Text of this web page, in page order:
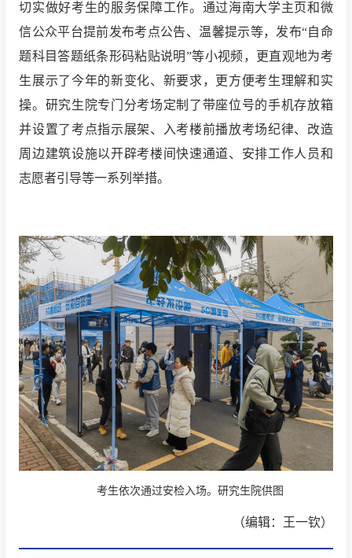
切实做好考生的服务保障工作。通过海南大学主页和微
信公众平台提前发布考点公告、温馨提示等，发布“自命
题科目答题纸条形码粘贴说明”等小视频，更直观地为考
生展示了今年的新变化、新要求，更方便考生理解和实
操。研究生院专门分考场定制了带座位号的手机存放箱
并设置了考点指示展架、入考楼前播放考场纪律、改造
周边建筑设施以开辟考楼间快速通道、安排工作人员和
志愿者引导等一系列举措。
考生依次通过安检入场。研究生院供图
（编辑：王一钦）